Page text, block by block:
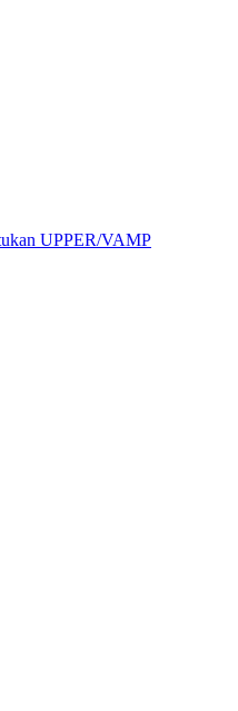
UPPER/VAMP